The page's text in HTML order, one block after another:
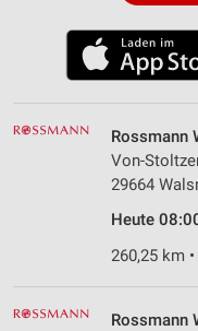
Rossmann
Von-
29664
Heute
260,25 km
Rossmann